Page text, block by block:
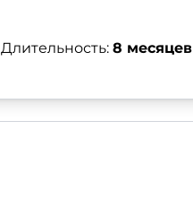
Длительность: 8 месяцев